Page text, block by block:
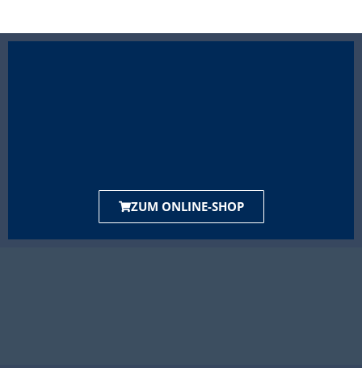
ZUM ONLINE-SHOP